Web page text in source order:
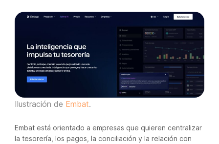
Ilustración de Embat.
Embat está orientado a empresas que quieren centralizar
la tesorería, los pagos, la conciliación y la relación con